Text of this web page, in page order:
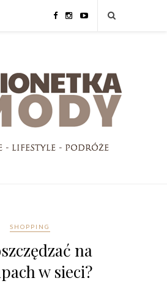
SHOPPING
na
w sieci?